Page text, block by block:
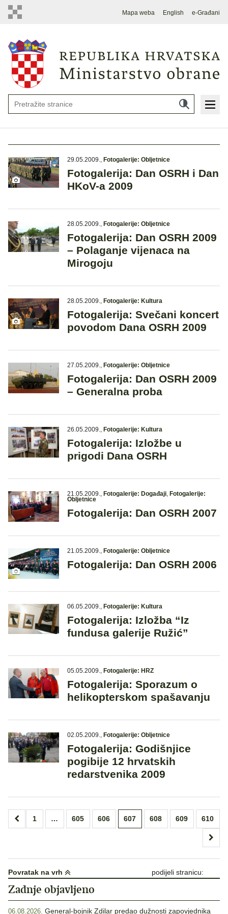
Mapa weba English e-Građani
29.05.2009., Fotogalerije: Obljetnice
Fotogalerija: Dan OSRH i Dan
HKoV-a 2009
28.05.2009., Fotogalerije: Obljetnice
Fotogalerija: Dan OSRH 2009
– Polaganje vijenaca na
Mirogoju
28.05.2009., Fotogalerije: Kultura
Fotogalerija: Svečani koncert
povodom Dana OSRH 2009
27.05.2009., Fotogalerije: Obljetnice
Fotogalerija: Dan OSRH 2009
– Generalna proba
26.05.2009., Fotogalerije: Kultura
Fotogalerija: Izložbe u
prigodi Dana OSRH
21.05.2009., Fotogalerije: Događaji, Fotogalerije:
Obljetnice
Fotogalerija: Dan OSRH 2007
21.05.2009., Fotogalerije: Obljetnice
Fotogalerija: Dan OSRH 2006
06.05.2009. Fotogalerije: Kultura
Fotogalerija: Izložba “Iz
fundusa galerije Ružić”
05.05.2009. Fotogalerije: HRZ
Fotogalerija: Sporazum o
helikopterskom spašavanju
02.05.2009. Fotogalerije: Obljetnice
Fotogalerija: Godišnjice
pogibije 12 hrvatskih
redarstvenika 2009
Brojevi
stranica
1 … 605 606 607 608 609 610
Povratak na vrh podijeli stranicu:
Zadnje objavljeno
06.08.2026. General-bojnik Zdilar predao dužnosti zapovjednika